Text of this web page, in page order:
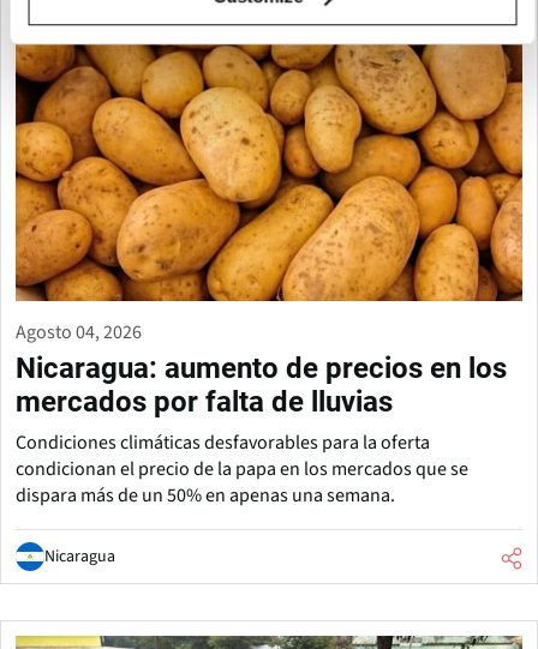
Agosto 04, 2026
Nicaragua: aumento de precios en los
mercados por falta de lluvias
Condiciones climáticas desfavorables para la oferta
condicionan el precio de la papa en los mercados que se
dispara más de un 50% en apenas una semana.
Nicaragua